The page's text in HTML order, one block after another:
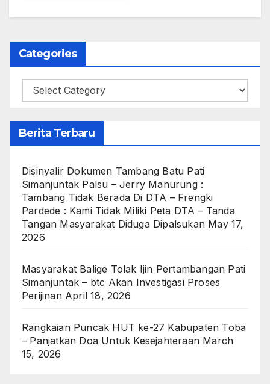
Categories
Categories
Berita Terbaru
Disinyalir Dokumen Tambang Batu Pati
Simanjuntak Palsu – Jerry Manurung :
Tambang Tidak Berada Di DTA – Frengki
Pardede : Kami Tidak Miliki Peta DTA – Tanda
Tangan Masyarakat Diduga Dipalsukan May 17,
2026
Masyarakat Balige Tolak Ijin Pertambangan Pati
Simanjuntak – btc Akan Investigasi Proses
Perijinan April 18, 2026
Rangkaian Puncak HUT ke-27 Kabupaten Toba
– Panjatkan Doa Untuk Kesejahteraan March
15, 2026